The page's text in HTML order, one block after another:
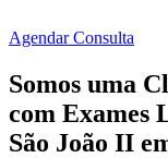
Agendar Consulta
Somos uma
com Exames
São João II